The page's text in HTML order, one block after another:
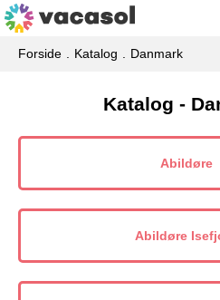
Forside Katalog Danmark
Katalog -
Abildøre
Abildøre